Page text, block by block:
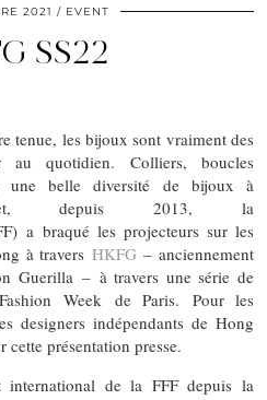
2021 EVENT
SS22
tenue, les bijoux sont vraiment des
au quotidien. Colliers, boucles
une belle diversité de bijoux à
depuis 2013, la
a braqué les projecteurs sur les
à travers HKFG – anciennement
Guerilla – à travers une série de
Week de Paris. Pour les
designers indépendants de Hong
présentation presse.
international de la FFF depuis la